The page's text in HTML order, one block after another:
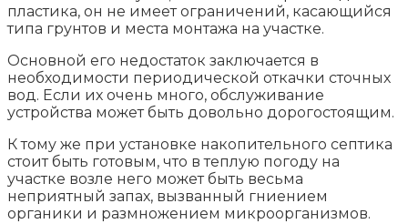
пластика, он не имеет ограничений, касающийся
типа грунтов и места монтажа на участке.
Основной его недостаток заключается в
необходимости периодической откачки сточных
вод. Если их очень много, обслуживание
устройства может быть довольно дорогостоящим.
К тому же при установке накопительного септика
стоит быть готовым, что в теплую погоду на
участке возле него может быть весьма
неприятный запах, вызванный гниением
органики и размножением микроорганизмов.